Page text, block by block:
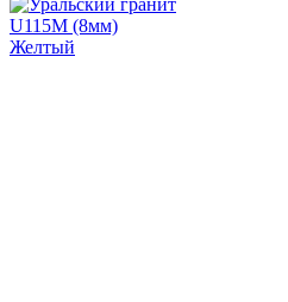
U115M (8мм)
Желтый